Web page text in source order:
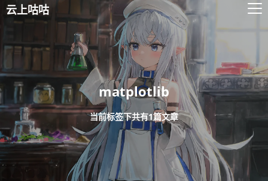
云上咕咕
matplotlib
当前标签下共有1篇文章